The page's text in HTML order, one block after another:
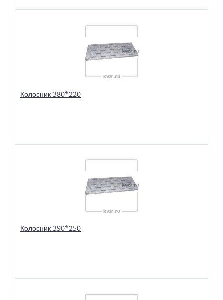
твердотопливных водогрейных и паровых котлов. Чтобы поддерживать в
топке устойчивый слой горящего топлива, дров, угля или брикетов, из
колосников собираются колосниковые решетки.
Колосник 380*220
твердотопливных водогрейных и паровых котлов. Чтобы поддерживать в
топке устойчивый слой горящего топлива, дров, угля или брикетов, из
колосников собираются колосниковые решетки.
Колосник 390*250